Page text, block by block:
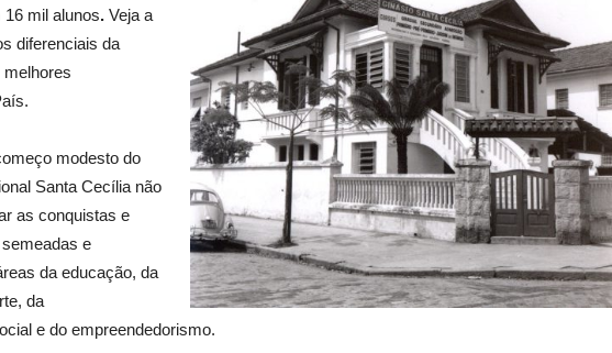
mil alunos. Veja a
diferenciais da
melhores
modesto do
Santa Cecília não
as conquistas e
e
da educação, da
da
e do empreendedorismo.